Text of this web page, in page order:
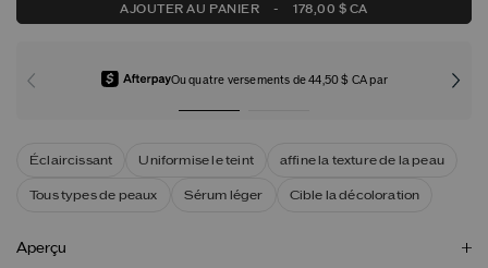
AJOUTER AU PANIER - 178,00 $ CA
Ou quatre versements de 44,50 $ CA par
Éclaircissant Uniformise le teint affine la texture de la peau
Tous types de peaux Sérum léger Cible la décoloration
Aperçu